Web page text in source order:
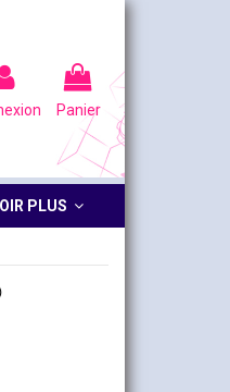
Panier
PLUS